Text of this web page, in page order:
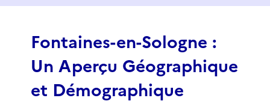
f
Fontaines-en-Sologne :
Un Aperçu Géographique
et Démographique